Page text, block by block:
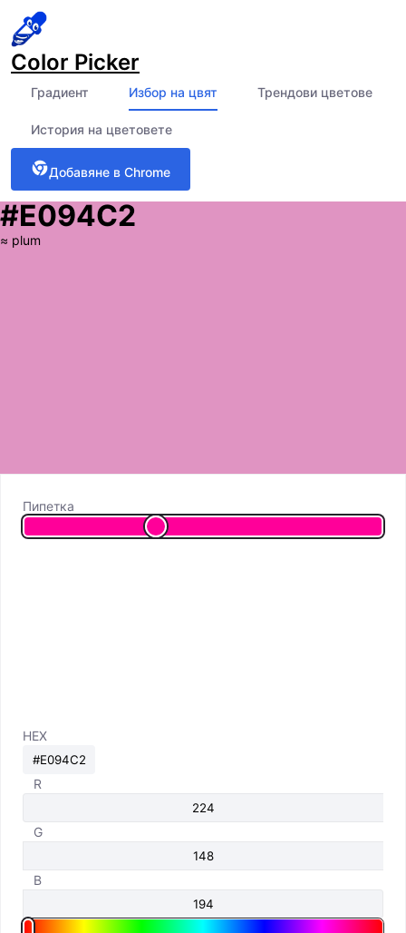
Color Picker
Градиент Избор на цвят Трендови цветове
История на цветовете
Добавяне в Chrome
#E094C2
≈ plum
Пипетка
HEX
R
G
B